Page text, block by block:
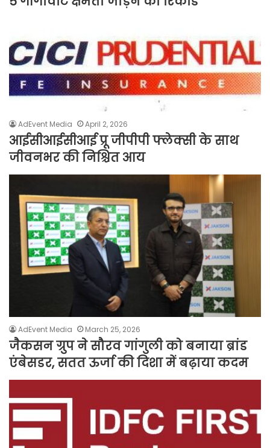
AdEvent Media April 2, 2026
आईसीआईसीआई प्रू जीपीपी फ्लेक्सी के साथ
जीवनभर की निश्चित आय
AdEvent Media March 25, 2026
जैकसन ग्रुप ने सौरव गांगुली को बनाया ब्रांड
एंबेसडर, सतत ऊर्जा की दिशा में बढ़ाया कदम